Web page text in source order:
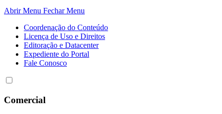
Abrir Menu Fechar Menu
Coordenação do Conteúdo
Licença de Uso e Direitos
Editoração e Datacenter
Expediente do Portal
Fale Conosco
Comercial